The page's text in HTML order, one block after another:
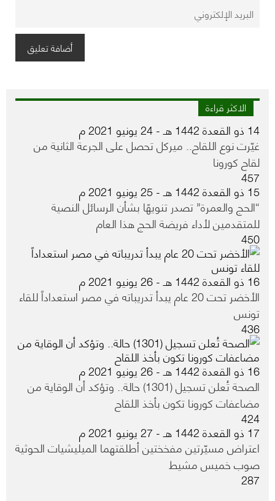
الاكثر قراءة
14 ذو القعدة 1442 هـ - 24 يونيو 2021 م
غيّرت نوع اللقاح.. ميركل تحصل على الجرعة الثانية من
لقاح كورونا
457
15 ذو القعدة 1442 هـ - 25 يونيو 2021 م
“الحج والعمرة” تصدر تنويهًا بشأن الرسائل النصية
للمتقدمين لأداء فريضة الحج هذا العام
450
16 ذو القعدة 1442 هـ - 26 يونيو 2021 م
الأخضر تحت 20 عام يبدأ تدريباته في مصر استعداداً للقاء
تونس
436
16 ذو القعدة 1442 هـ - 26 يونيو 2021 م
الصحة تُعلن تسجيل (1301) حالة.. وتؤكد أن الوقاية من
مضاعفات كورونا تكون بأخذ اللقاح
424
17 ذو القعدة 1442 هـ - 27 يونيو 2021 م
اعتراض مسيّرتين مفخختين أطلقتهما الميليشيات الحوثية
صوب خميس مشيط
287